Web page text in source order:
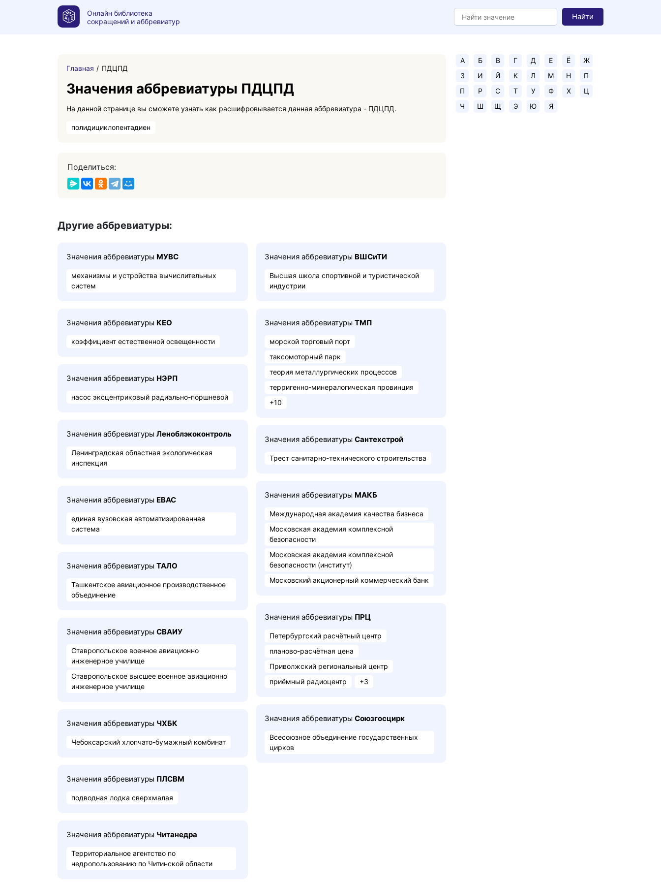
Онлайн библиотека
сокращений и аббревиатур
Найти
Главная ПДЦПД
Значения аббревиатуры ПДЦПД
На данной странице вы сможете узнать как расшифровывается данная аббревиатура - ПДЦПД.
полидициклопентадиен
Поделиться:
Другие аббревиатуры:
Значения аббревиатуры МУВС
механизмы и устройства вычислительных
систем
Значения аббревиатуры КЕО
коэффициент естественной освещенности
Значения аббревиатуры НЭРП
насос эксцентриковый радиально-поршневой
Значения аббревиатуры Леноблэкоконтроль
Ленинградская областная экологическая
инспекция
Значения аббревиатуры ЕВАС
единая вузовская автоматизированная
система
Значения аббревиатуры ТАЛО
Ташкентское авиационное производственное
объединение
Значения аббревиатуры СВАИУ
Ставропольское военное авиационно
инженерное училище
Ставропольское высшее военное авиационно
инженерное училище
Значения аббревиатуры ЧХБК
Чебоксарский хлопчато-бумажный комбинат
Значения аббревиатуры ПЛСВМ
подводная лодка сверхмалая
Значения аббревиатуры Читанедра
Территориальное агентство по
недропользованию по Читинской области
Значения аббревиатуры ВШСиТИ
Высшая школа спортивной и туристической
индустрии
Значения аббревиатуры ТМП
морской торговый порт
таксомоторный парк
теория металлургических процессов
терригенно-минералогическая провинция
+10
Значения аббревиатуры Сантехстрой
Трест санитарно-технического строительства
Значения аббревиатуры МАКБ
Международная академия качества бизнеса
Московская академия комплексной
безопасности
Московская академия комплексной
безопасности (институт)
Московский акционерный коммерческий банк
Значения аббревиатуры ПРЦ
Петербургский расчётный центр
планово-расчётная цена
Приволжский региональный центр
приёмный радиоцентр
+3
Значения аббревиатуры Союзгосцирк
Всесоюзное объединение государственных
цирков
А Б В Г Д Е Ё
Ж
З
И Й К Л М Н
П
П
Р С Т У Ф Х
Ц
Ч
Ш Щ Э Ю Я